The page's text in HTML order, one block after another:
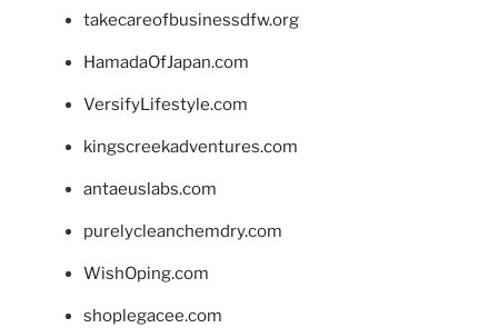
takecareofbusinessdfw.org
HamadaOfJapan.com
VersifyLifestyle.com
kingscreekadventures.com
antaeuslabs.com
purelycleanchemdry.com
WishOping.com
shoplegacee.com